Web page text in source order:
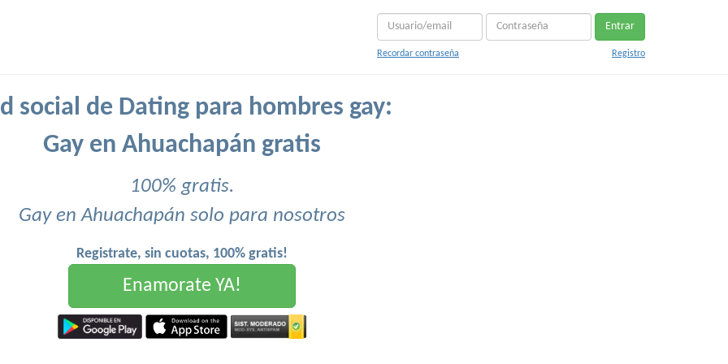
Entrar
Recordar contraseña Registro
social de Dating para hombres gay:
Gay en Ahuachapán gratis
100% gratis.
Gay en Ahuachapán solo para nosotros
Registrate, sin cuotas, 100% gratis!
Enamorate YA!